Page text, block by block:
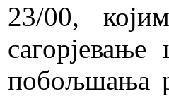
23/00,
побољшања